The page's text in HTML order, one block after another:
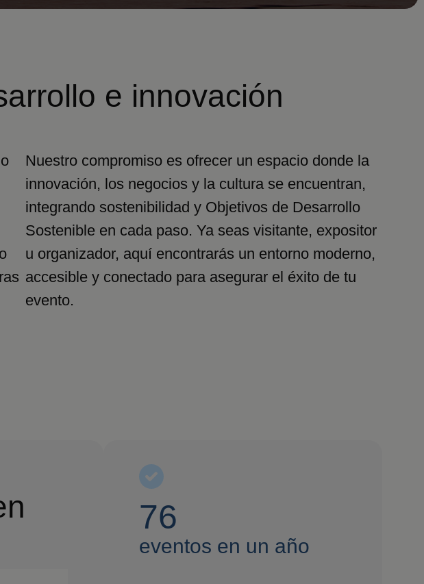
e innovación
Nuestro compromiso es ofrecer un espacio donde la
innovación, los negocios y la cultura se encuentran,
integrando sostenibilidad y Objetivos de Desarrollo
Sostenible en cada paso. Ya seas visitante, expositor
u organizador, aquí encontrarás un entorno moderno,
accesible y conectado para asegurar el éxito de tu
evento.
76
eventos en un año